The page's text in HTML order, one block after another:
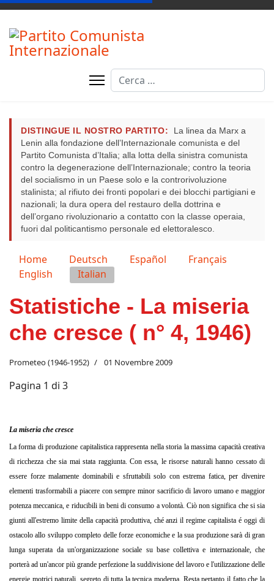
Cerca
DISTINGUE IL NOSTRO PARTITO:
La linea da Marx a
Lenin alla fondazione dell’Internazionale comunista e del
Partito Comunista d’Italia; alla lotta della sinistra comunista
contro la degenerazione dell’Internazionale; contro la teoria
del socialismo in un Paese solo e la controrivoluzione
stalinista; al rifiuto dei fronti popolari e dei blocchi partigiani e
nazionali; la dura opera del restauro della dottrina e
dell’organo rivoluzionario a contatto con la classe operaia,
fuori dal politicantismo personale ed elettoralesco.
Seleziona la tua lingua
Home Deutsch Español
Français
English
Italian
Statistiche - La miseria
che cresce ( n° 4, 1946)
Prometeo (1946-1952) 01 Novembre 2009
Pagina 1 di 3
La miseria che cresce
La forma di produzione capitalistica rappresenta nella storia la massima capacità creativa
di ricchezza che sia mai stata raggiunta. Con essa, le risorse naturali hanno cessato di
essere forze malamente dominabili e sfruttabili solo con estrema fatica, per divenire
elementi trasformabili a piacere con sempre minor sacrificio di lavoro umano e maggior
potenza meccanica, e riducibili in beni di consumo a volontà. Ciò non significa che si sia
giunti all'estremo limite della capacità produttiva, ché anzi il regime capitalista é oggi di
ostacolo allo sviluppo completo delle forze economiche e la sua produzione sarà di gran
lunga superata da un'organizzazione sociale su base collettiva e internazionale, che
porterà ad un'ancor più grande perfezione la suddivisione del lavoro e l'utilizzazione delle